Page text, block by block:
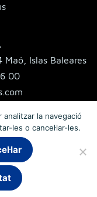
Islas Baleares
00
generals
Menorca
la navegació
les o cancel·lar-les.